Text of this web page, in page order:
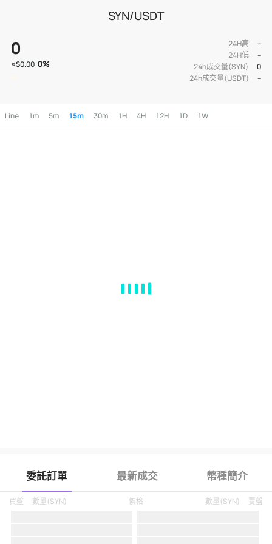
SYN/USDT
0
≈$0.00 0%
24H高
--
24H低
--
24h成交量(SYN)
0
24h成交量(USDT)
--
Line 1m 5m 15m 30m 1H 4H 12H 1D 1W
委託訂單 最新成交 幣種簡介
買盤 數量(SYN) 價格 賣盤
數量(SYN)